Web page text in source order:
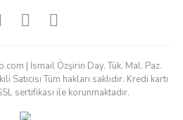
| İsmail Özşirin Day. Tük. Mal. Paz.
Satıcısı Tüm hakları saklıdır. Kredi kartı
sertifikası ile korunmaktadır.